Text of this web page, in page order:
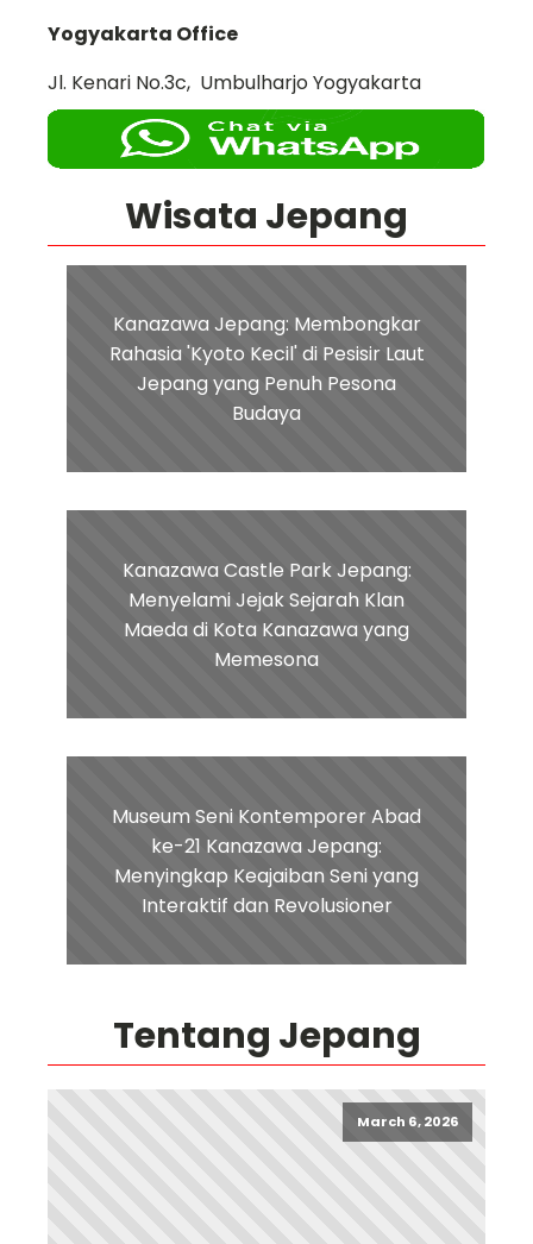
Yogyakarta Office
Jl. Kenari No.3c, Umbulharjo Yogyakarta
Wisata Jepang
Kanazawa Jepang: Membongkar
Rahasia 'Kyoto Kecil' di Pesisir Laut
Jepang yang Penuh Pesona
Budaya
Kanazawa Castle Park Jepang:
Menyelami Jejak Sejarah Klan
Maeda di Kota Kanazawa yang
Memesona
Museum Seni Kontemporer Abad
ke-21 Kanazawa Jepang:
Menyingkap Keajaiban Seni yang
Interaktif dan Revolusioner
Tentang Jepang
March 6, 2026